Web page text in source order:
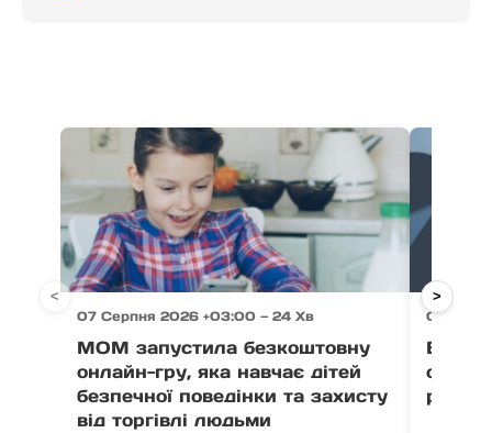
07 Серпня 2026 +03:00 — 24 Хв
МОМ запустила безкоштовну
онлайн-гру, яка навчає дітей
безпечної поведінки та захисту
від торгівлі людьми
07
< >